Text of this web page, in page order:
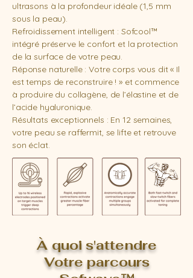
ultrasons à la profondeur idéale (1,5 mm
sous la peau).
Refroidissement intelligent : Sofcool™
intégré préserve le confort et la protection
de la surface de votre peau.
Réponse naturelle : Votre corps vous dit « Il
est temps de reconstruire ! » et commence
à produire du collagène, de l’élastine et de
l’acide hyaluronique.
Résultats exceptionnels : En 12 semaines,
votre peau se raffermit, se lifte et retrouve
son éclat.
À quoi s'attendre
Votre parcours